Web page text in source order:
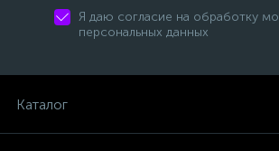
Я даю согласие на обработку
персональных данных
Каталог